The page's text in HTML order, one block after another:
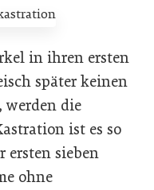
in ihren ersten
später keinen
werden die
ist es so
ersten sieben
ohne